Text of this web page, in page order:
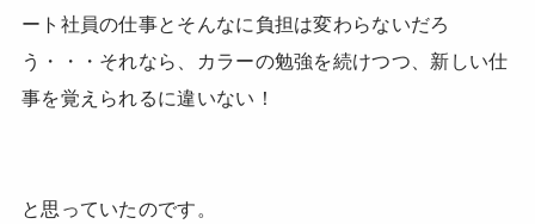
ート社員の仕事とそんなに負担は変わらないだろ
う・・・それなら、カラーの勉強を続けつつ、新しい仕
事を覚えられるに違いない！
と思っていたのです。